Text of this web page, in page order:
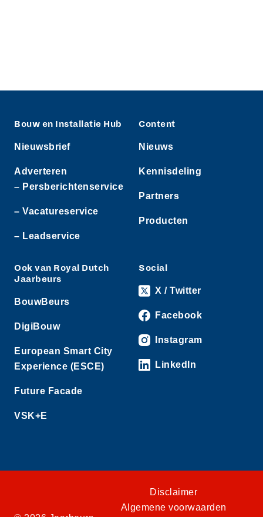
Bouw en Installatie Hub
Nieuwsbrief
Adverteren
– Persberichtenservice
– Vacatureservice
– Leadservice
Content
Nieuws
Kennisdeling
Partners
Producten
Ook van Royal Dutch
Jaarbeurs
BouwBeurs
DigiBouw
European Smart City
Experience (ESCE)
Future Facade
VSK+E
Social
X / Twitter
Facebook
Instagram
LinkedIn
Disclaimer
Algemene voorwaarden